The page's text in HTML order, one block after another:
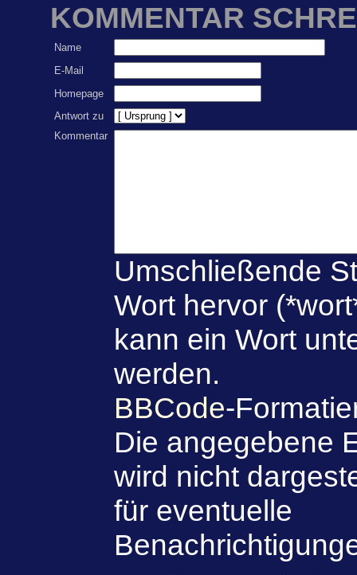
KOMMENTAR
Name
E-Mail
Homepage
Antwort zu
Kommentar
Umschließende
Wort hervor
kann ein Wort
werden.
BBCode-
Die angegebene
wird nicht
für eventuelle